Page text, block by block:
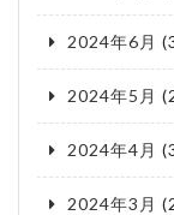
2024年6月
2024年5月
2024年4月
2024年3月